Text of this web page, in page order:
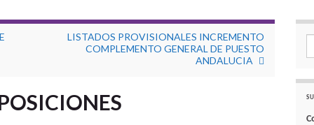
LISTADOS PROVISIONALES INCREMENTO
COMPLEMENTO GENERAL DE PUESTO
ANDALUCIA